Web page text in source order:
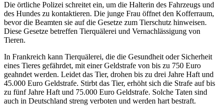
Die örtliche Polizei schreitet ein, um die Halterin des Fahrzeugs und
des Hundes zu kontaktieren. Die junge Frau öffnet den Kofferraum,
bevor die Beamten sie auf die Gesetze zum Tierschutz hinweisen.
Diese Gesetze betreffen Tierquälerei und Vernachlässigung von
Tieren.
In Frankreich kann Tierquälerei, die die Gesundheit oder Sicherheit
eines Tieres gefährdet, mit einer Geldstrafe von bis zu 750 Euro
geahndet werden. Leidet das Tier, drohen bis zu drei Jahre Haft und
45.000 Euro Geldstrafe. Stirbt das Tier, erhöht sich die Strafe auf bis
zu fünf Jahre Haft und 75.000 Euro Geldstrafe. Solche Taten sind
auch in Deutschland streng verboten und werden hart bestraft.